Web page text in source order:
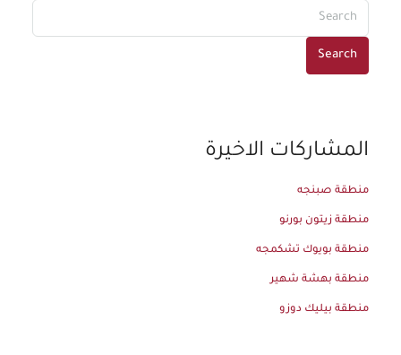
Search
المشاركات الاخيرة
منطقة صبنجه
منطقة زيتون بورنو
منطقة بويوك تشكمجه
منطقة بهشة شهير
منطقة بيليك دوزو